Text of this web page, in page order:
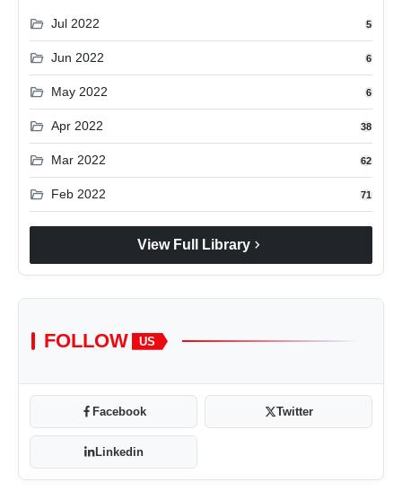
folder_open Jul 2022 5
folder_open Jun 2022 6
folder_open May 2022 6
folder_open Apr 2022 38
folder_open Mar 2022 62
folder_open Feb 2022 71
View Full Library chevron_right
FOLLOW US
Facebook Twitter
Linkedin